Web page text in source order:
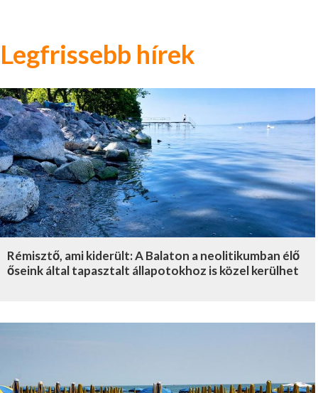
Legfrissebb hírek
Rémisztő, ami kiderült: A Balaton a neolitikumban élő
őseink által tapasztalt állapotokhoz is közel kerülhet